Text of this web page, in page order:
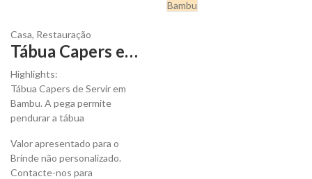
Bambu
Casa, Restauração
Tábua Capers em Bambu para personalizar
Highlights:
Tábua Capers de Servir em
Bambu. A pega permite
pendurar a tábua
Valor apresentado para o
Brinde não personalizado.
Contacte-nos para